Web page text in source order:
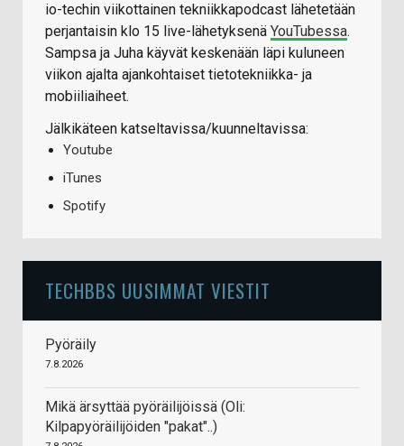
io-techin viikottainen tekniikkapodcast lähetetään
perjantaisin klo 15 live-lähetyksenä YouTubessa.
Sampsa ja Juha käyvät keskenään läpi kuluneen
viikon ajalta ajankohtaiset tietotekniikka- ja
mobiiliaiheet.
Jälkikäteen katseltavissa/kuunneltavissa:
Youtube
iTunes
Spotify
TECHBBS UUSIMMAT VIESTIT
Pyöräily
7.8.2026
Mikä ärsyttää pyöräilijöissä (Oli:
Kilpapyöräilijöiden "pakat"..)